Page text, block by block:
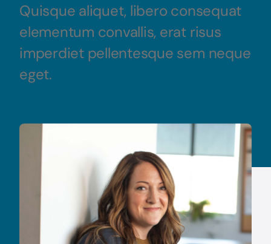
Quisque aliquet, libero consequat
elementum convallis, erat risus
imperdiet pellentesque sem neque
eget.